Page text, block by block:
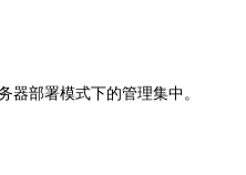
部署模式下的管理集中。